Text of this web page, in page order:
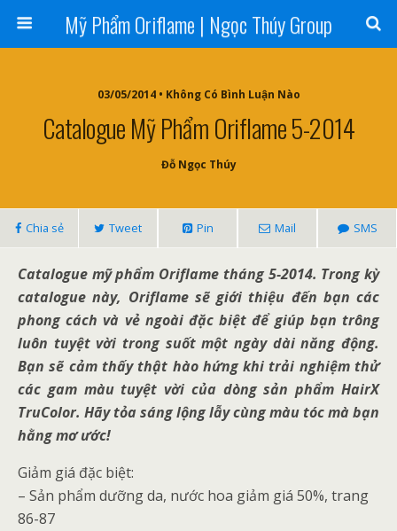
Mỹ Phẩm Oriflame | Ngọc Thúy Group
03/05/2014 • Không Có Bình Luận Nào
Catalogue Mỹ Phẩm Oriflame 5-2014
Đỗ Ngọc Thúy
Chia sẻ Tweet Pin Mail SMS
Catalogue mỹ phẩm Oriflame tháng 5-2014. Trong kỳ
catalogue này, Oriflame sẽ giới thiệu đến bạn các
phong cách và vẻ ngoài đặc biệt để giúp bạn trông
luôn tuyệt vời trong suốt một ngày dài năng động.
Bạn sẽ cảm thấy thật hào hứng khi trải nghiệm thử
các gam màu tuyệt vời của dòng sản phẩm HairX
TruColor. Hãy tỏa sáng lộng lẫy cùng màu tóc mà bạn
hằng mơ ước!
Giảm giá đặc biệt:
– Sản phẩm dưỡng da, nước hoa giảm giá 50%, trang
86-87